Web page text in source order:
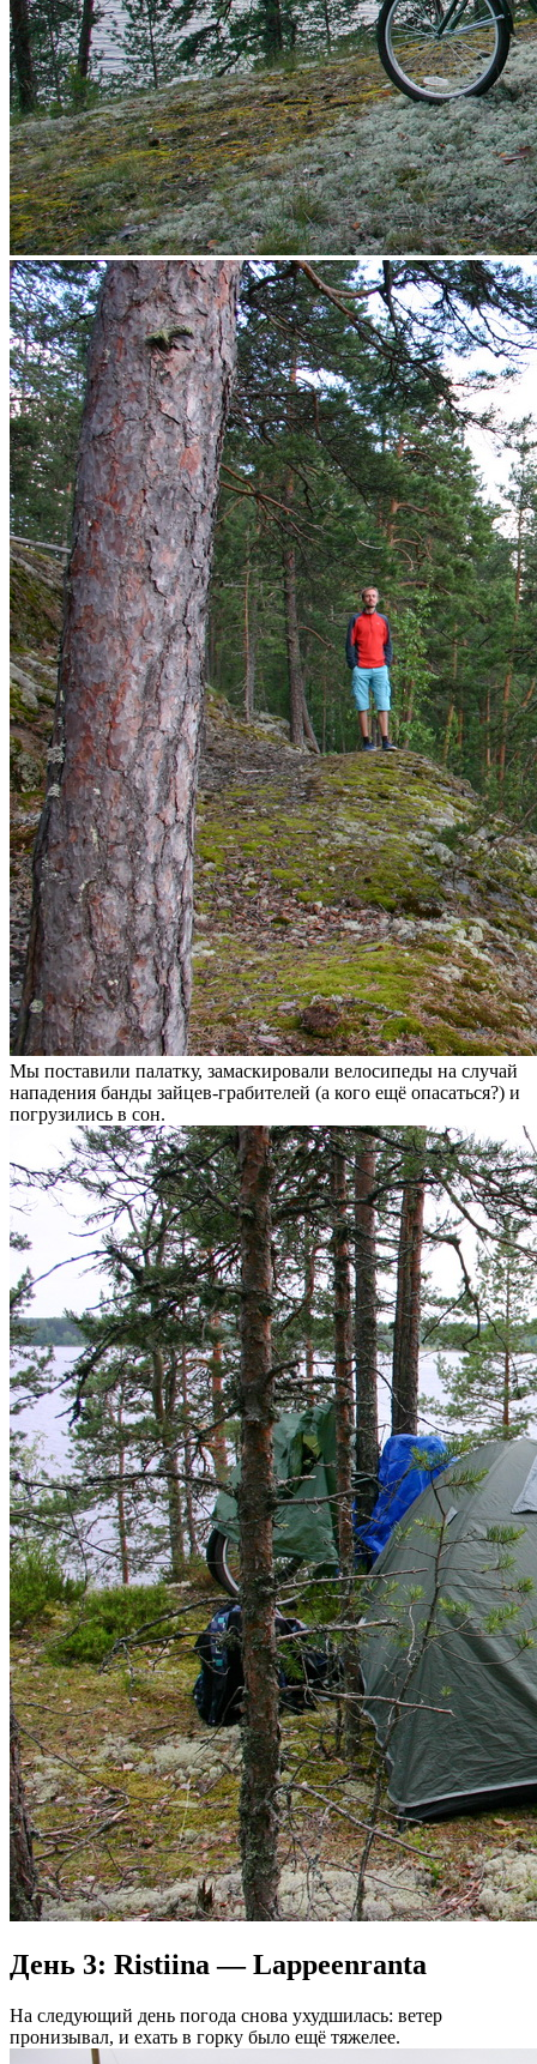
Мы поставили палатку, замаскировали велосипеды на случай
нападения банды зайцев-грабителей (а кого ещё опасаться?) и
погрузились в сон.
День 3: Ristiina — Lappeenranta
На следующий день погода снова ухудшилась: ветер
пронизывал, и ехать в горку было ещё тяжелее.